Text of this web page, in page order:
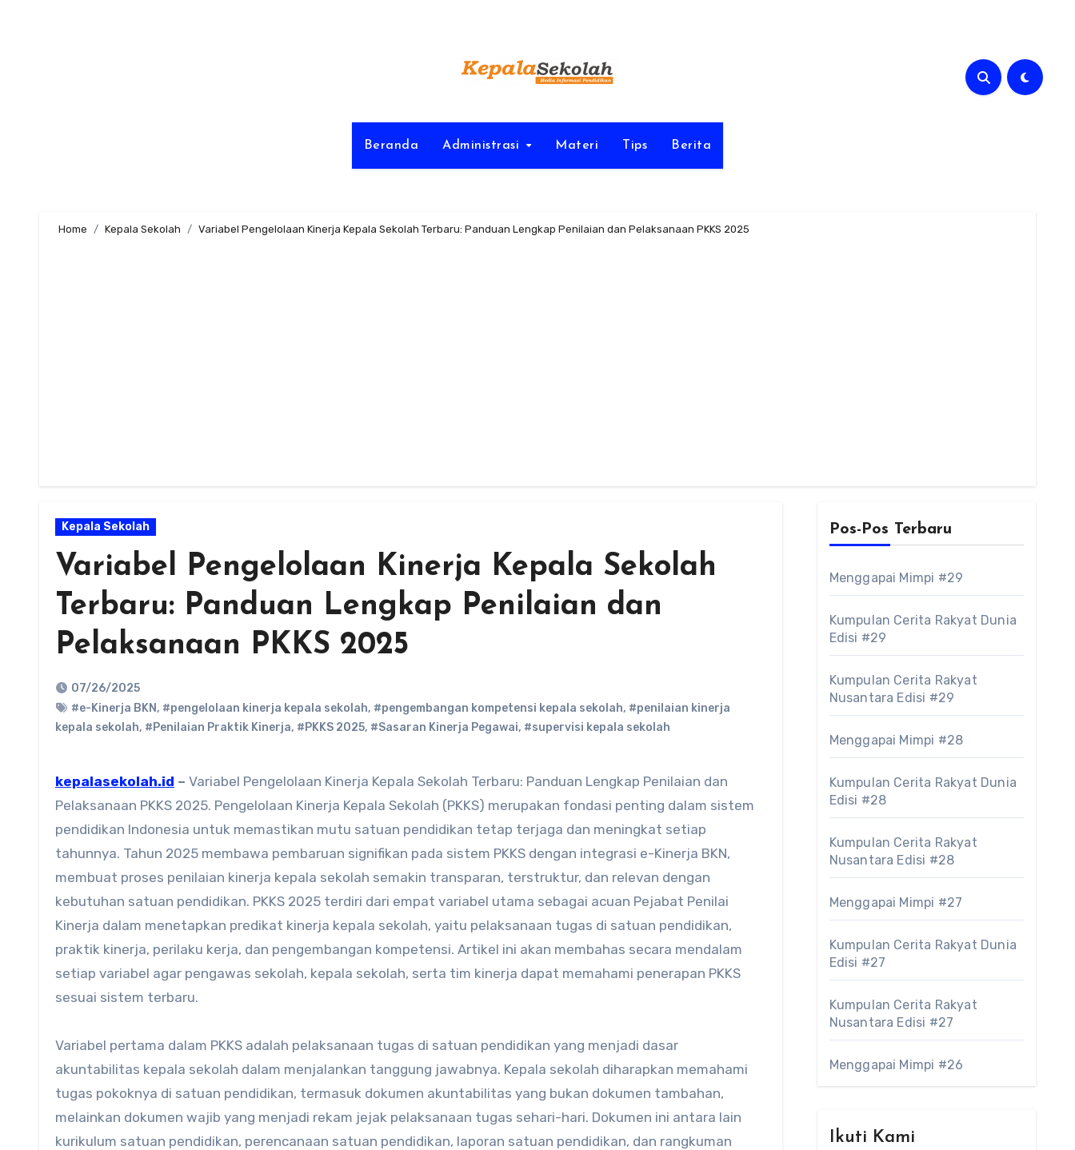
Beranda Administrasi Materi Tips Berita
Home Kepala Sekolah Variabel Pengelolaan Kinerja Kepala Sekolah Terbaru: Panduan Lengkap Penilaian dan Pelaksanaan PKKS 2025
Kepala Sekolah
Variabel Pengelolaan Kinerja Kepala Sekolah
Terbaru: Panduan Lengkap Penilaian dan
Pelaksanaan PKKS 2025
07/26/2025
#e-Kinerja BKN, #pengelolaan kinerja kepala sekolah, #pengembangan kompetensi kepala sekolah, #penilaian kinerja
kepala sekolah, #Penilaian Praktik Kinerja, #PKKS 2025, #Sasaran Kinerja Pegawai, #supervisi kepala sekolah
kepalasekolah.id – Variabel Pengelolaan Kinerja Kepala Sekolah Terbaru: Panduan Lengkap Penilaian dan
Pelaksanaan PKKS 2025. Pengelolaan Kinerja Kepala Sekolah (PKKS) merupakan fondasi penting dalam sistem
pendidikan Indonesia untuk memastikan mutu satuan pendidikan tetap terjaga dan meningkat setiap
tahunnya. Tahun 2025 membawa pembaruan signifikan pada sistem PKKS dengan integrasi e-Kinerja BKN,
membuat proses penilaian kinerja kepala sekolah semakin transparan, terstruktur, dan relevan dengan
kebutuhan satuan pendidikan. PKKS 2025 terdiri dari empat variabel utama sebagai acuan Pejabat Penilai
Kinerja dalam menetapkan predikat kinerja kepala sekolah, yaitu pelaksanaan tugas di satuan pendidikan,
praktik kinerja, perilaku kerja, dan pengembangan kompetensi. Artikel ini akan membahas secara mendalam
setiap variabel agar pengawas sekolah, kepala sekolah, serta tim kinerja dapat memahami penerapan PKKS
sesuai sistem terbaru.
Variabel pertama dalam PKKS adalah pelaksanaan tugas di satuan pendidikan yang menjadi dasar
akuntabilitas kepala sekolah dalam menjalankan tanggung jawabnya. Kepala sekolah diharapkan memahami
tugas pokoknya di satuan pendidikan, termasuk dokumen akuntabilitas yang bukan dokumen tambahan,
melainkan dokumen wajib yang menjadi rekam jejak pelaksanaan tugas sehari-hari. Dokumen ini antara lain
kurikulum satuan pendidikan, perencanaan satuan pendidikan, laporan satuan pendidikan, dan rangkuman
Pos-Pos Terbaru
Menggapai Mimpi #29
Kumpulan Cerita Rakyat Dunia
Edisi #29
Kumpulan Cerita Rakyat
Nusantara Edisi #29
Menggapai Mimpi #28
Kumpulan Cerita Rakyat Dunia
Edisi #28
Kumpulan Cerita Rakyat
Nusantara Edisi #28
Menggapai Mimpi #27
Kumpulan Cerita Rakyat Dunia
Edisi #27
Kumpulan Cerita Rakyat
Nusantara Edisi #27
Menggapai Mimpi #26
Ikuti Kami